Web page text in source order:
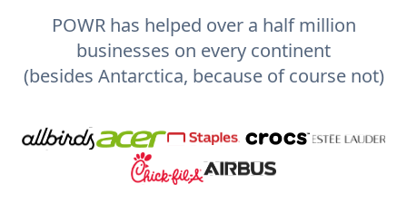
POWR has helped over a half million
businesses on every continent
(besides Antarctica, because of course not)